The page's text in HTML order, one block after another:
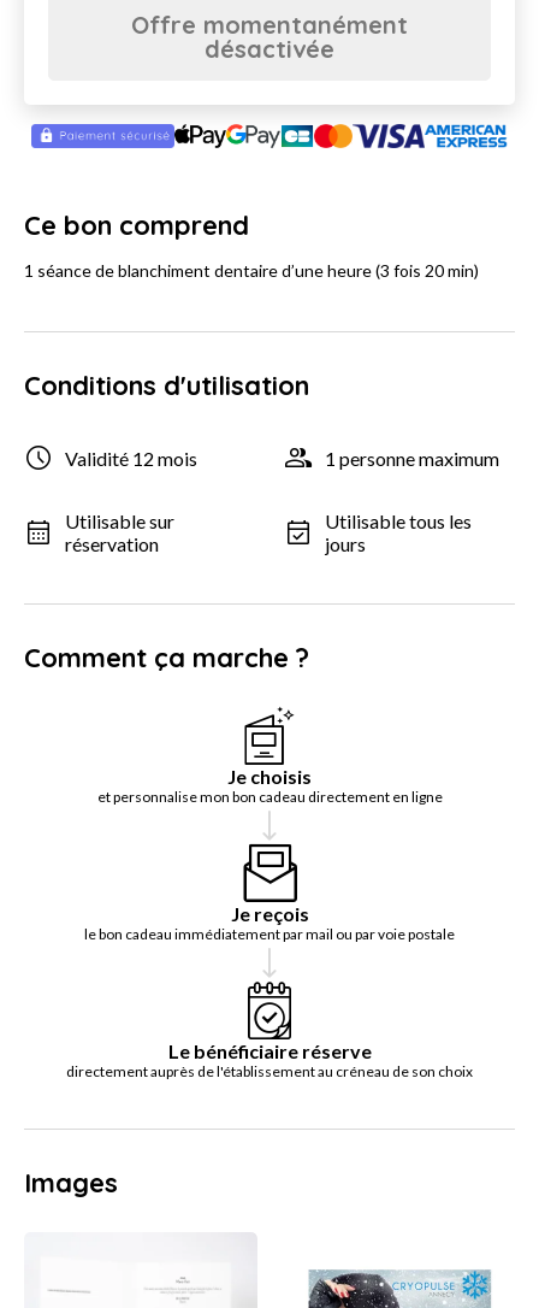
Offre momentanément
désactivée
Ce bon comprend
1 séance de blanchiment dentaire d’une heure (3 fois 20 min)
Conditions d'utilisation
Validité 12 mois 1 personne maximum
Utilisable sur
réservation
Utilisable tous les
jours
Comment ça marche ?
Je choisis
et personnalise mon bon cadeau directement en ligne
Je reçois
le bon cadeau immédiatement par mail ou par voie postale
Le bénéficiaire réserve
directement auprès de l'établissement au créneau de son choix
Images